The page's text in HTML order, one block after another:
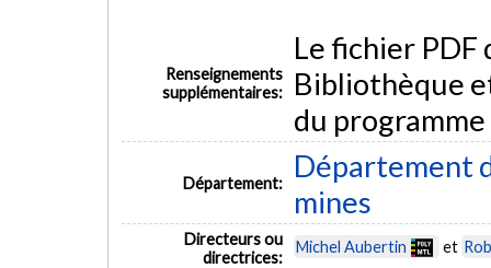
Renseignements
supplémentaires:
Le fichier
Bibliothèque
du programme
Département:
Département
mines
Directeurs ou
directrices:
Michel Aubertin et